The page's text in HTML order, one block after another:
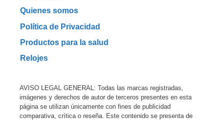
Quienes somos
Política de Privacidad
Productos para la salud
Relojes
AVISO LEGAL GENERAL: Todas las marcas registradas,
imágenes y derechos de autor de terceros presentes en esta
página se utilizan únicamente con fines de publicidad
comparativa, crítica o reseña. Este contenido se presenta de